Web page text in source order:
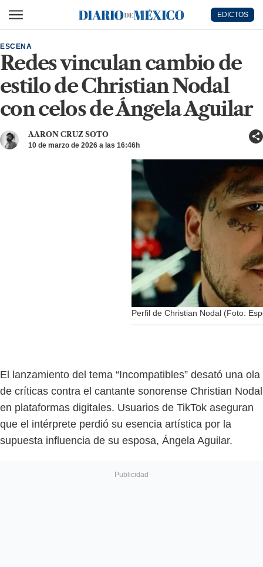
Diario de México
EDICTOS
Redes vinculan cambio de
estilo de Christian Nodal
con celos de Ángela Aguilar
ESCENA
AARON CRUZ SOTO
10 de marzo de 2026 a las 16:46h
Perfil de Christian Nodal (Foto:
El lanzamiento del tema “Incompatibles” desató una ola
de críticas contra el cantante sonorense Christian Nodal
en plataformas digitales. Usuarios de TikTok aseguran
que el intérprete perdió su esencia artística por la
supuesta influencia de su esposa, Ángela Aguilar.